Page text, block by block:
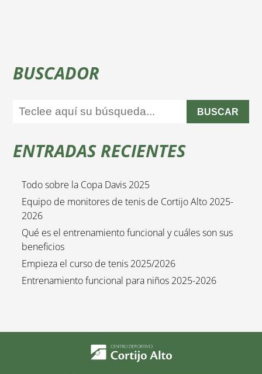
BUSCADOR
BUSCAR
ENTRADAS RECIENTES
Todo sobre la Copa Davis 2025
Equipo de monitores de tenis de Cortijo Alto 2025-
2026
Qué es el entrenamiento funcional y cuáles son sus
beneficios
Empieza el curso de tenis 2025/2026
Entrenamiento funcional para niños 2025-2026